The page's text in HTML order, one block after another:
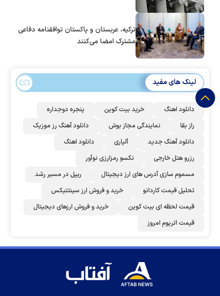
ترکیه، عربستان و پاکستان توافقنامه دفاعی
مشترک امضا می‌کنند
لینک های مفید
دانلود اهنگ خرید بیت کوین
پنجره دوجداره
راز بقا
نمایندگی مجاز بوش
دانلود آهنگ رز‌ موزیک
دانلود آهنگ جدید
آلپاری
دانلود اهنگ
رزرو هتل خارجی
نکسو رمزارزی نوآور
مسموم سازی آدرس های ارز دیجیتال
ریپل در مسیر رشد
تحلیل قیمت کاردانو
خرید و فروش ارز سینتتیکس
قیمت لحظه ای بیت کوین
خرید و فروش ارزهای دیجیتال
قیمت اتریوم امروز